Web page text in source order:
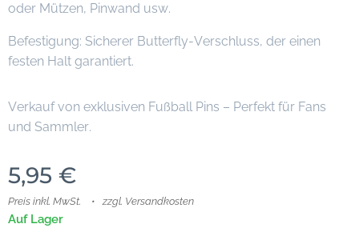
oder Mützen, Pinwand usw.
Befestigung: Sicherer Butterfly-Verschluss, der einen
festen Halt garantiert.
Verkauf von exklusiven Fußball Pins – Perfekt für Fans
und Sammler.
5,95 €
Preis inkl. MwSt. zzgl. Versandkosten
Auf Lager